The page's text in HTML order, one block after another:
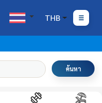
THB
ค้นหา